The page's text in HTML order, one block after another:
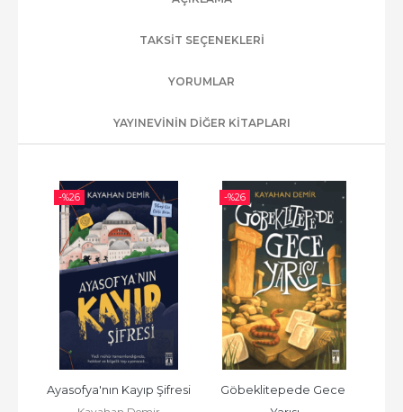
TAKSIT SEÇENEKLERI
YORUMLAR
YAYINEVININ DIĞER KITAPLARI
-%26
Ayasofya'nın Kayıp Şifresi
-%26
Göbeklitepede Gece